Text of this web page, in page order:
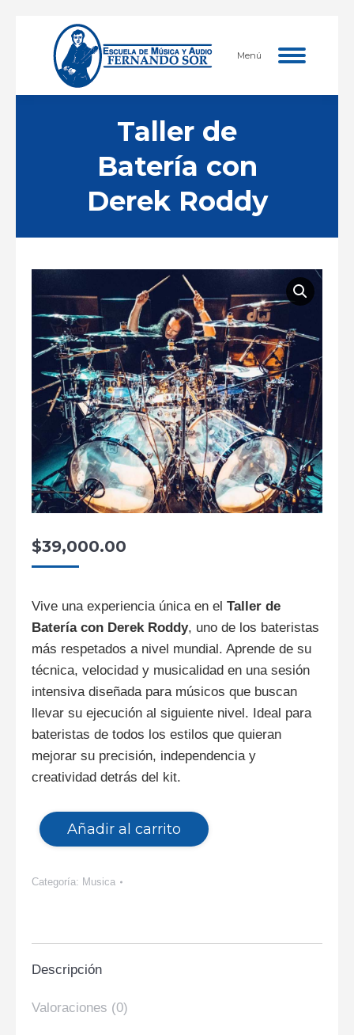
Menú
Taller de
Batería con
Derek Roddy
$39,000.00
Vive una experiencia única en el Taller de
Batería con Derek Roddy, uno de los bateristas
más respetados a nivel mundial. Aprende de su
técnica, velocidad y musicalidad en una sesión
intensiva diseñada para músicos que buscan
llevar su ejecución al siguiente nivel. Ideal para
bateristas de todos los estilos que quieran
mejorar su precisión, independencia y
creatividad detrás del kit.
Añadir al carrito
Categoría: Musica
Descripción
Valoraciones (0)